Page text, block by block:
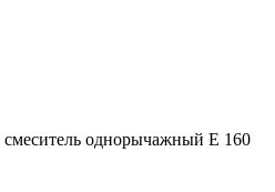
однорычажный E 160